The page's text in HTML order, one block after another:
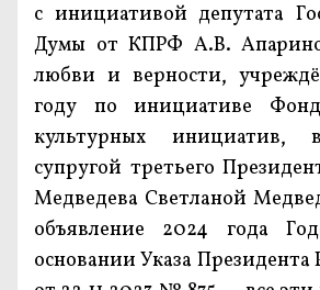
с инициативой депутата
Думы от КПРФ А.В.
любви и верности,
году по инициативе
культурных инициатив,
супругой третьего
Медведева Светланой
объявление 2024 года
основании Указа